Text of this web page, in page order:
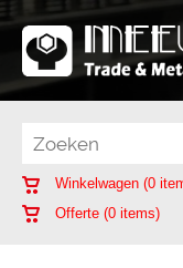
Winkelwagen (0
Offerte (0 items)